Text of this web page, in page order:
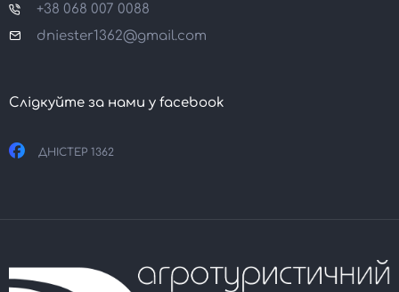
+38 068 007 0088
dniester1362@gmail.com
Слідкуйте за нами у facebook
ДНІСТЕР 1362